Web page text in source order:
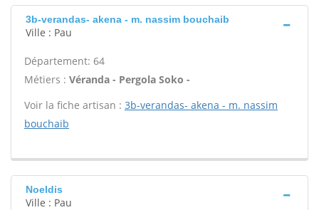
3b-verandas- akena - m. nassim bouchaib
Ville : Pau
Département: 64
Métiers : Véranda - Pergola Soko -
Voir la fiche artisan : 3b-verandas- akena - m. nassim
bouchaib
Noeldis
Ville : Pau